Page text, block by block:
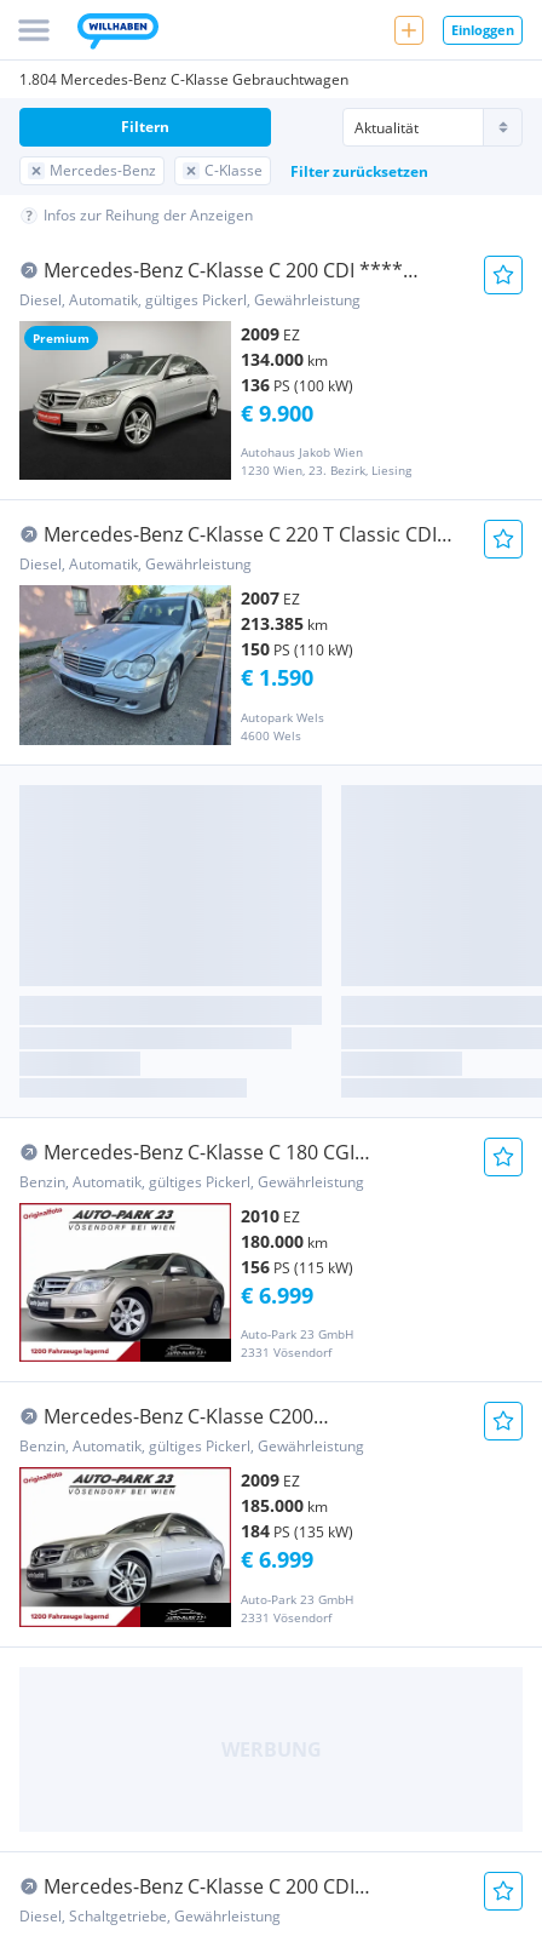
Einloggen
1.804 Mercedes-Benz C-Klasse Gebrauchtwagen
Mercedes-Benz C-Klasse Filter zurücksetzen
Filtern
Infos zur Reihung der Anzeigen
Premium
Mercedes-Benz C-Klasse C 200 CDI ****
AUTOMATIK **** SOFORT-KREDIT-MÖG...
Diesel, Automatik, gültiges Pickerl, Gewährleistung
2009 EZ
134.000 km
136 PS (100 kW)
Autohaus Jakob Wien
1230 Wien, 23. Bezirk, Liesing
€ 9.900
Mercedes-Benz C-Klasse C 220 T Classic CDI
Aut.
Diesel, Automatik, Gewährleistung
2007 EZ
213.385 km
150 PS (110 kW)
Autopark Wels
4600 Wels
€ 1.590
Mercedes-Benz C-Klasse C 180 CGI
BlueEFFICIE**AUTOMATIC*NEUES-PICKERL1...
Benzin, Automatik, gültiges Pickerl, Gewährleistung
2010 EZ
180.000 km
156 PS (115 kW)
Auto-Park 23 GmbH
2331 Vösendorf
€ 6.999
Mercedes-Benz C-Klasse C200
Kompressor**AVANGARDE**AUTOMATIC*PICKERL3/...
Benzin, Automatik, gültiges Pickerl, Gewährleistung
2009 EZ
185.000 km
184 PS (135 kW)
Auto-Park 23 GmbH
2331 Vösendorf
€ 6.999
Mercedes-Benz C-Klasse C 200 CDI
BlueEFFICIE**DISKONT-PREIS**€ 3.500.-...
Diesel, Schaltgetriebe, Gewährleistung